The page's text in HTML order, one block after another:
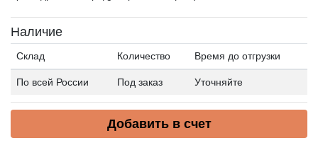
Наличие
Склад Количество Время до отгрузки
По всей России Под заказ Уточняйте
Добавить в счет